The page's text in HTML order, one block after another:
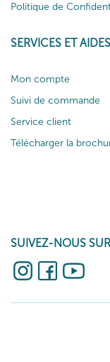
Politique de
SERVICES ET AIDES
Mon compte
Suivi de commande
Service client
Télécharger la
SUIVEZ-NOUS SUR